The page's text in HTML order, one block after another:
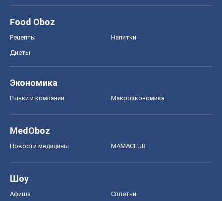
Food Oboz
Рецепты Напитки
Диеты
Экономика
Рынки и компании Mакроэкономика
MedOboz
Новости медицины MAMACLUB
Шоу
Афиша Сплетни